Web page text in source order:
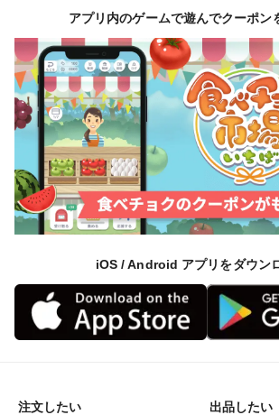
アプリ内のゲームで遊んでクーポン
iOS / Android アプリをダウン
注文したい 出品したい